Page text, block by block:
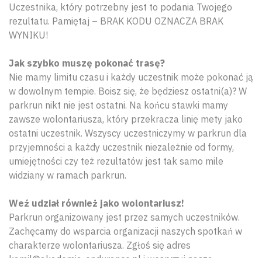
Uczestnika, który potrzebny jest to podania Twojego
rezultatu. Pamiętaj – BRAK KODU OZNACZA BRAK
WYNIKU!
Jak szybko muszę pokonać trasę?
Nie mamy limitu czasu i każdy uczestnik może pokonać ją
w dowolnym tempie. Boisz się, że będziesz ostatni(a)? W
parkrun nikt nie jest ostatni. Na końcu stawki mamy
zawsze wolontariusza, który przekracza linię mety jako
ostatni uczestnik. Wszyscy uczestniczymy w parkrun dla
przyjemności a każdy uczestnik niezależnie od formy,
umiejętności czy też rezultatów jest tak samo mile
widziany w ramach parkrun.
Weź udział również jako wolontariusz!
Parkrun organizowany jest przez samych uczestników.
Zachęcamy do wsparcia organizacji naszych spotkań w
charakterze wolontariusza. Zgłoś się adres